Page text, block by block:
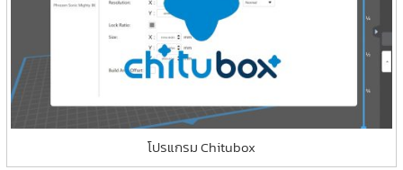
โปรแกรม Chitubox